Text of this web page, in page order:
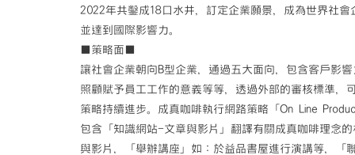
2022年共鑿成18口水井，訂定企業願景，成為世界社會
並達到國際影響力。
■策略面■
讓社會企業朝向B型企業，通過五大面向，包含客戶影
照顧賦予員工工作的意義等等，透過外部的審核標準，
策略持續進步。成真咖啡執行網路策略「On Line
包含「知識網站-文章與影片」翻譯有關成真咖啡理念的
與影片，「舉辦講座」如：於益品書屋進行演講等，「